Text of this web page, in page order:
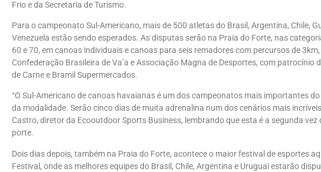
Frio e da Secretaria de Turismo.
Para o campeonato Sul-Americano, mais de 500 atletas do Brasil, Argentina, Chile,
Venezuela estão sendo esperados. As disputas serão na Praia do Forte, nas
60 e 70, em canoas individuais e canoas para seis remadores com percursos de
Confederação Brasileira de Va’a e Associação Magna de Desportes, com patrocínio
de Carne e Bramil Supermercados.
“O Sul-Americano de canoas havaianas é um dos campeonatos mais importantes
da modalidade. Serão cinco dias de muita adrenalina num dos cenários mais
Castro, diretor da Ecooutdoor Sports Business, lembrando que esta é a segunda
porte.
Dois dias depois, também na Praia do Forte, acontece o maior festival de esportes
Festival, onde as melhores equipes do Brasil, Chile, Argentina e Uruguai estarão